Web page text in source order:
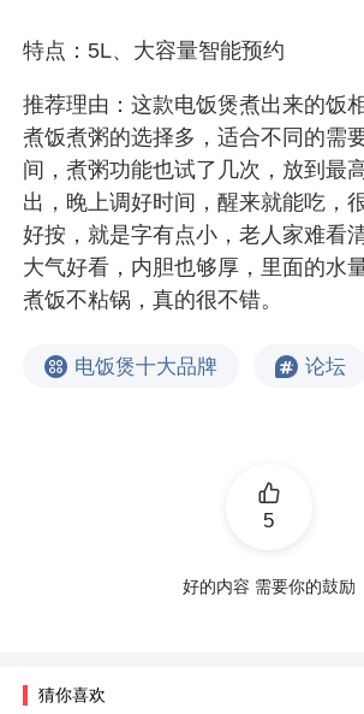
特点：5L、大容量智能预约
推荐理由：这款电饭煲煮出来的饭
煮饭煮粥的选择多，适合不同的需
间，煮粥功能也试了几次，放到最
出，晚上调好时间，醒来就能吃，
好按，就是字有点小，老人家难看
大气好看，内胆也够厚，里面的水
煮饭不粘锅，真的很不错。
电饭煲十大品牌 论坛
5
好的内容 需要你的鼓励
猜你喜欢